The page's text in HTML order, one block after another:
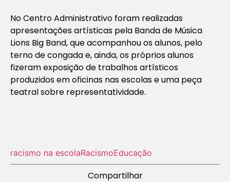
No Centro Administrativo foram realizadas
apresentações artísticas pela Banda de Música
Lions Big Band, que acompanhou os alunos, pelo
terno de congada e, ainda, os próprios alunos
fizeram exposição de trabalhos artísticos
produzidos em oficinas nas escolas e uma peça
teatral sobre representatividade.
racismo na escolaRacismoEducação
Compartilhar